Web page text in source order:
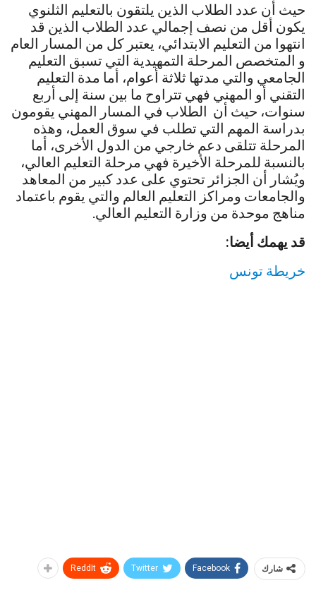
حيث أن عدد الطلاب الذين يلتقون بالتعليم الثلنوي
يكون أقل من نصف إجمالي عدد الطلاب الذين قد
انتهوا من التعليم الابتدائي، يعتبر كل من المسار العام
و المتخصص المرحلة التمهيدية التي تسبق التعليم
الجامعي والتي مدتها ثلاثة أعوام، أما مدة التعليم
التقني أو المهني فهي تتراوح ما بين سنة إلى أربع
سنوات، حيث أن الطلاب في المسار المهني يقومون
بدراسة المهم التي تطلب في سوق العمل، وهذه
المرحلة تتلقى دعم خارجي من الدول الأخرى، أما
بالنسبة للمرحلة الأخيرة فهي مرحلة التعليم العالي،
ويُشار أن الجزائر تحتوي على عدد كبير من المعاهد
والجامعات ومراكز التعليم العالم والتي يقوم باعتماد
مناهج موحدة من وزارة التعليم العالي.
قد يهمك أيضا:
خريطة تونس
شارك Facebook
Twitter
ReddIt